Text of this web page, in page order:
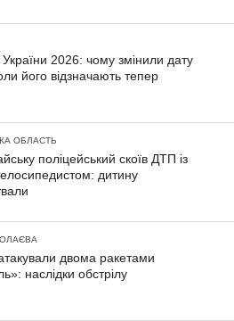
2026: чому змінили дату
його відзначають тепер
ОБЛАСТЬ
поліцейський скоїв ДТП із
дитину
двома ракетами
наслідки обстрілу